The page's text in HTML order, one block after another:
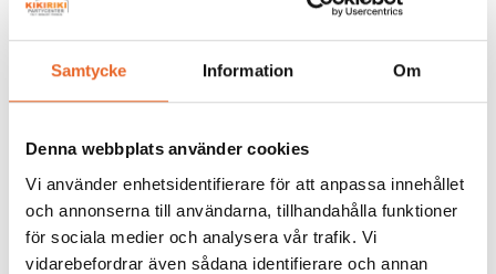
Samtycke Information Om
Denna webbplats använder cookies
Vi använder enhetsidentifierare för att anpassa innehållet
och annonserna till användarna, tillhandahålla funktioner
för sociala medier och analysera vår trafik. Vi
vidarebefordrar även sådana identifierare och annan
Hopfälld 6,8 x 1,0 x 1,1 m
Andra köpte även till
Bildgalleri för denna produkt